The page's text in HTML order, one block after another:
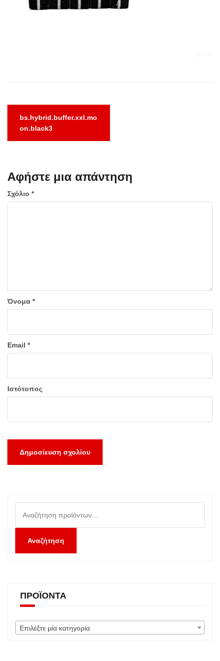
άρθρων
bs.hybrid.buffer.xxl.mo
on.black3
Αφήστε μια απάντηση
Σχόλιο *
Όνομα *
Email *
Ιστότοπος
για:
Αναζήτηση
ΠΡΟΪΌΝΤΑ
Επιλέξτε μία κατηγορία